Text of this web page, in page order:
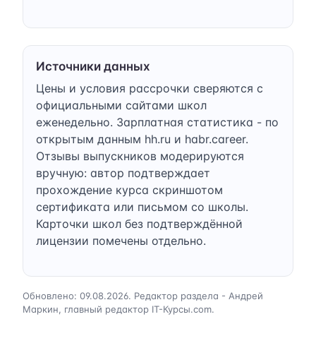
Источники данных
Цены и условия рассрочки сверяются с
официальными сайтами школ
еженедельно. Зарплатная статистика - по
открытым данным hh.ru и habr.career.
Отзывы выпускников модерируются
вручную: автор подтверждает
прохождение курса скриншотом
сертификата или письмом со школы.
Карточки школ без подтверждённой
лицензии помечены отдельно.
Обновлено: 09.08.2026. Редактор раздела - Андрей
Маркин, главный редактор IT-Курсы.com.